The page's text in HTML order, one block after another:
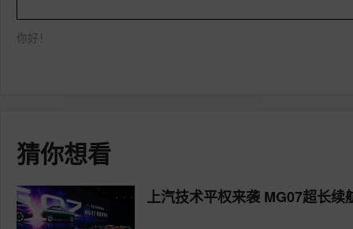
你好！
猜你想看
上汽技术平权来袭 MG07超长续